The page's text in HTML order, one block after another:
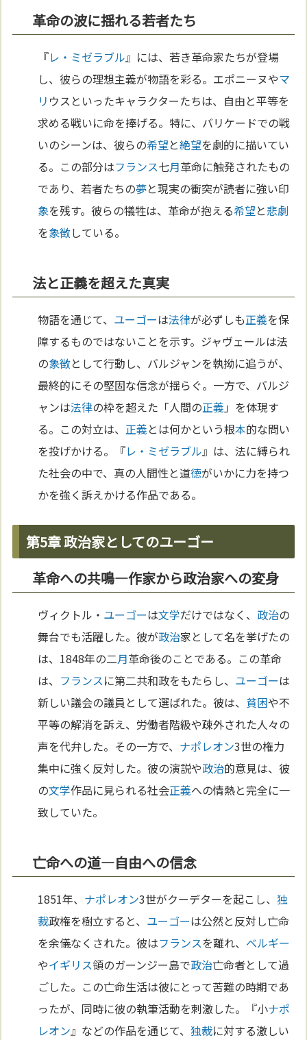
革命の波に揺れる若者たち
『レ・ミゼラブル』には、若き革命家たちが登場
し、彼らの理想主義が物語を彩る。エポニーヌやマ
リ ウスといったキャラクターたちは、自由と平等を
求める戦いに命を捧げる。特に、バリケードでの戦
いのシーンは、彼らの希望と絶望を劇的に描いてい
る。この部分はフランス七月革命に触発されたもの
であり、若者たちの夢と現実の衝突が読者に強い印
象を残す。彼らの犠牲は、革命が抱える希望と悲劇
を象徴している。
法と正義を超えた真実
物語を通じて、 ユーゴーは法律が必ずしも正義を保
障するものではないことを示す。ジャヴェールは法
の象徴として行動し、バルジャンを執拗に追うが、
最終的にその堅固な信念が揺らぐ。一方で、バルジ
ャンは法律の枠を超えた「人間の正義 」を体現す
る。この対立は、 正義とは何かという根本的な問い
を投げかける。『レ・ミゼラブル』は、法に縛られ
た社会の中で、真の人間性と道徳がいかに力を持つ
かを強く訴えかける作品である。
第5章 政治家としてのユーゴー
革命への共鳴—作家から政治家への変身
ヴィクトル・ ユーゴーは文学だけではなく、 政治の
舞台でも活躍した。彼が政治家として名を挙げたの
は、1848年の二月革命後のことである。この革命
は、 フランスに第二共和政をもたらし、 ユーゴーは
新しい議会の議員として選ばれた。彼は、 貧困や不
平等の解消を訴え、労働者階級や疎外された人々の
声を代弁した。その一方で、 ナポレオン3世の権力
集中に強く反対した。彼の演説や政治的意見は、彼
の文学作品に見られる社会正義への情熱と完全に一
致していた。
亡命への道—自由への信念
1851年、 ナポレオン3世がクーデターを起こし、独
裁政権を樹立すると、 ユーゴーは公然と反対し亡命
を余儀なくされた。彼はフランスを離れ、 ベルギー
やイギリス領のガーンジー島で政治亡命者として過
ごした。この亡命生活は彼にとって苦難の時期であ
ったが、同時に彼の執筆活動を刺激した。『小ナポ
レオン』などの作品を通じて、独裁に対する激しい